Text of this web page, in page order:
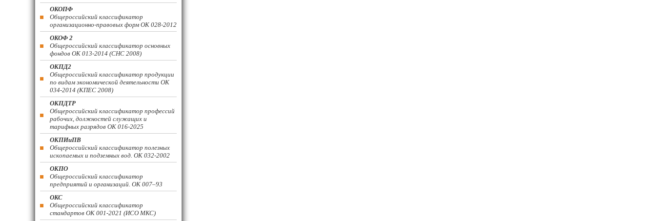
ОКОПФ
Общероссийский классификатор
организационно-правовых форм ОК 028-2012
ОКОФ 2
Общероссийский классификатор основных
фондов ОК 013-2014 (СНС 2008)
ОКПД2
Общероссийский классификатор продукции
по видам экономической деятельности ОК
034-2014 (КПЕС 2008)
ОКПДТР
Общероссийский классификатор профессий
рабочих, должностей служащих и
тарифных разрядов ОК 016-2025
ОКПИиПВ
Общероссийский классификатор полезных
ископаемых и подземных вод. ОК 032-2002
ОКПО
Общероссийский классификатор
предприятий и организаций. ОК 007–93
ОКС
Общероссийский классификатор
стандартов ОК 001-2021 (ИСО МКС)